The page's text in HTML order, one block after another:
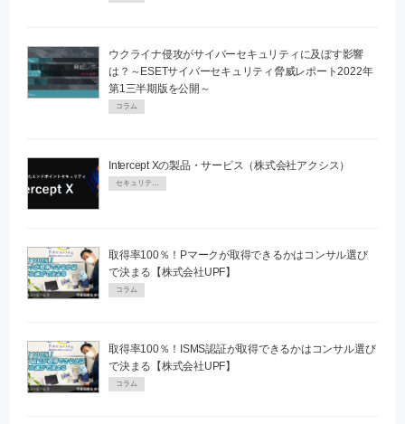
ウクライナ侵攻がサイバーセキュリティに及ぼす影響
は？～ESETサイバーセキュリティ脅威レポート2022年
第1三半期版を公開～
コラム
Intercept Xの製品・サービス（株式会社アクシス）
取得率100％！Pマークが取得できるかはコンサル選び
で決まる【株式会社UPF】
コラム
取得率100％！ISMS認証が取得できるかはコンサル選び
で決まる【株式会社UPF】
コラム